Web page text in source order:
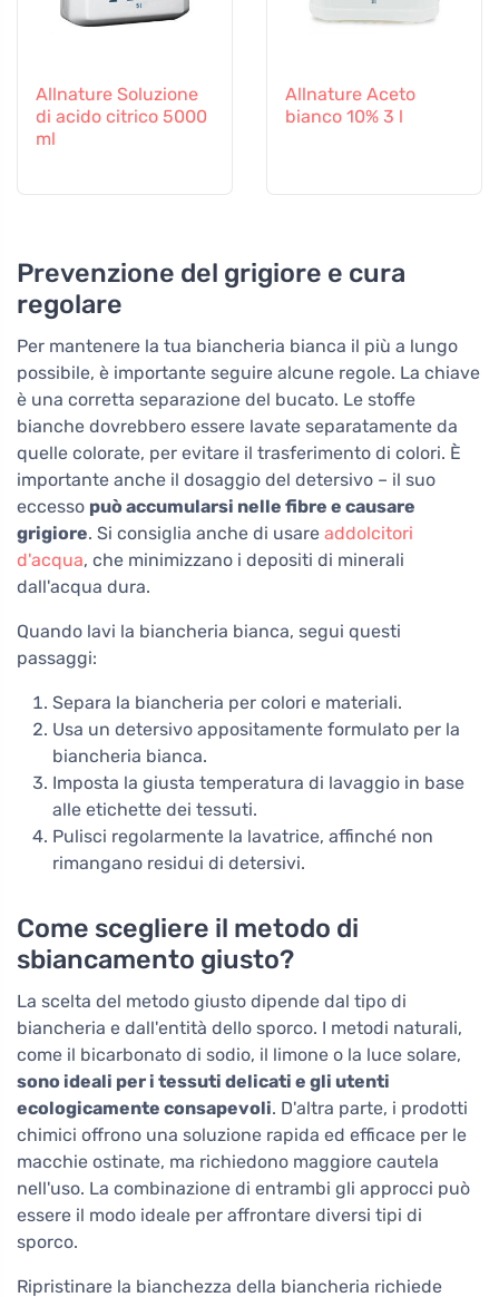
Allnature Soluzione
di acido citrico 5000
ml
Allnature Aceto
bianco 10% 3 l
Prevenzione del grigiore e cura
regolare
Per mantenere la tua biancheria bianca il più a lungo
possibile, è importante seguire alcune regole. La chiave
è una corretta separazione del bucato. Le stoffe
bianche dovrebbero essere lavate separatamente da
quelle colorate, per evitare il trasferimento di colori. È
importante anche il dosaggio del detersivo – il suo
eccesso può accumularsi nelle fibre e causare
grigiore. Si consiglia anche di usare addolcitori
d'acqua, che minimizzano i depositi di minerali
dall'acqua dura.
Quando lavi la biancheria bianca, segui questi
passaggi:
Separa la biancheria per colori e materiali.
Usa un detersivo appositamente formulato per la
biancheria bianca.
Imposta la giusta temperatura di lavaggio in base
alle etichette dei tessuti.
Pulisci regolarmente la lavatrice, affinché non
rimangano residui di detersivi.
Come scegliere il metodo di
sbiancamento giusto?
La scelta del metodo giusto dipende dal tipo di
biancheria e dall'entità dello sporco. I metodi naturali,
come il bicarbonato di sodio, il limone o la luce solare,
sono ideali per i tessuti delicati e gli utenti
ecologicamente consapevoli. D'altra parte, i prodotti
chimici offrono una soluzione rapida ed efficace per le
macchie ostinate, ma richiedono maggiore cautela
nell'uso. La combinazione di entrambi gli approcci può
essere il modo ideale per affrontare diversi tipi di
sporco.
Ripristinare la bianchezza della biancheria richiede